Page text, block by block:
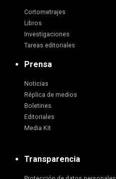
Cortometrajes
Libros
Investigaciones
Tareas editoriales
Prensa
Noticias
Réplica de medios
Boletines
Editoriales
Media Kit
Transparencia